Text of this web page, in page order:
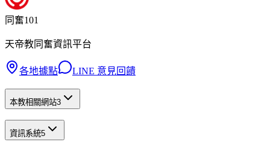
同奮101
天帝教同奮資訊平台
各地據點 LINE 意見回饋
本教相關網站3
資訊系統5